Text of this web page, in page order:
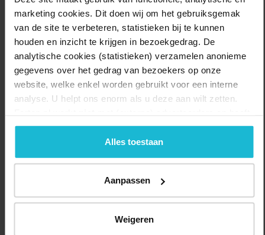
marketing cookies. Dit doen wij om het gebruiksgemak
van de site te verbeteren, statistieken bij te kunnen
houden en inzicht te krijgen in bezoekgedrag. De
analytische cookies (statistieken) verzamelen anonieme
gegevens over het gedrag van bezoekers op onze
website, welke enkel worden gebruikt voor een interne
analyse. U helpt ons enorm als u deze aan wilt zetten.
geen commerciële doelstelling. U kunt deze cookies via
de knoppen accepteren, beheren of weigeren.
Alles toestaan
Aanpassen
Weigeren
bibliotheken in het gebied van de Oude Hollandse Waterlinie.
Bezoek de website Delen: